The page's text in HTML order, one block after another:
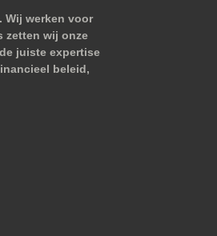
werken voor
zetten wij onze
juiste expertise
beleid,